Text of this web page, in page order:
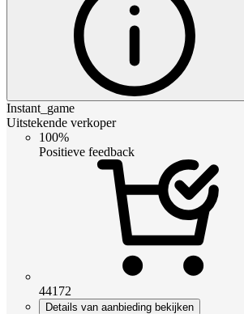
Instant_game
Uitstekende verkoper
100%
Positieve feedback
44172
Details van aanbieding bekijken